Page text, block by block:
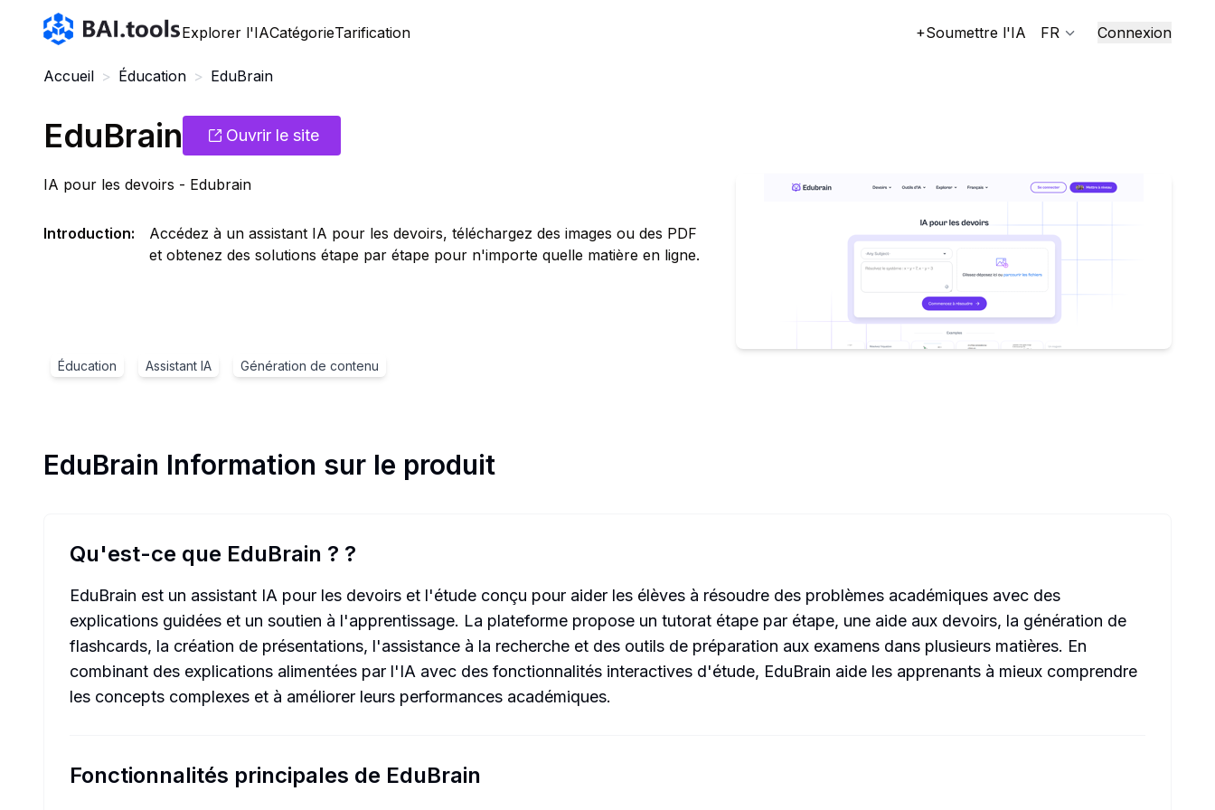
Bai.tools
Explorer l'IACatégorieTarification +Soumettre l'IA FR Connexion
Accueil > Éducation > EduBrain
EduBrain Ouvrir le site
IA pour les devoirs - Edubrain
Introduction:
Accédez à un assistant IA pour les devoirs, téléchargez des images ou des PDF
et obtenez des solutions étape par étape pour n'importe quelle matière en ligne.
Éducation Assistant IA Génération de contenu
EduBrain Information sur le produit
Qu'est-ce que EduBrain ? ?
EduBrain est un assistant IA pour les devoirs et l'étude conçu pour aider les élèves à résoudre des problèmes académiques avec des
explications guidées et un soutien à l'apprentissage. La plateforme propose un tutorat étape par étape, une aide aux devoirs, la génération de
flashcards, la création de présentations, l'assistance à la recherche et des outils de préparation aux examens dans plusieurs matières. En
combinant des explications alimentées par l'IA avec des fonctionnalités interactives d'étude, EduBrain aide les apprenants à mieux comprendre
les concepts complexes et à améliorer leurs performances académiques.
Fonctionnalités principales de EduBrain